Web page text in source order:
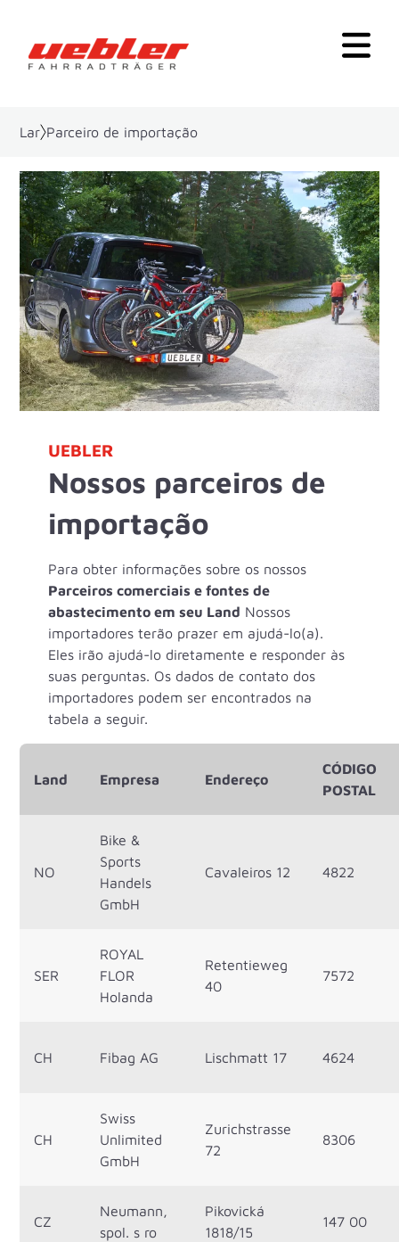
Lar Parceiro de importação
UEBLER
Nossos parceiros de
importação
Para obter informações sobre os nossos
Parceiros comerciais e fontes de
abastecimento em seu Land Nossos
importadores terão prazer em ajudá-lo(a).
Eles irão ajudá-lo diretamente e responder às
suas perguntas. Os dados de contato dos
importadores podem ser encontrados na
tabela a seguir.
Land Empresa Endereço
CÓDIGO
POSTAL
NO
Bike &
Sports
Handels
GmbH
Cavaleiros 12 4822
SER
ROYAL
FLOR
Holanda
Retentieweg
40
7572
CH Fibag AG Lischmatt 17 4624
CH
Swiss
Unlimited
GmbH
Zurichstrasse
72
8306
CZ
Neumann,
spol. s ro
Pikovická
1818/15
147 00